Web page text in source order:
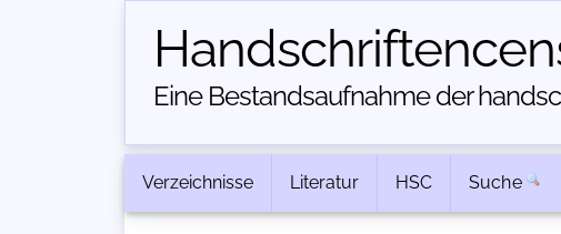
Eine Bestandsaufnahme der
Verzeichnisse Literatur HSC Suche